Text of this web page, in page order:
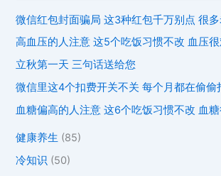
微信红包封面骗局 这3种红包千万别点 很
高血压的人注意 这5个吃饭习惯不改 血压
立秋第一天 三句话送给您
微信里这4个扣费开关不关 每个月都在偷偷
血糖偏高的人注意 这6个吃饭习惯不改 血
健康养生 (85)
冷知识 (50)